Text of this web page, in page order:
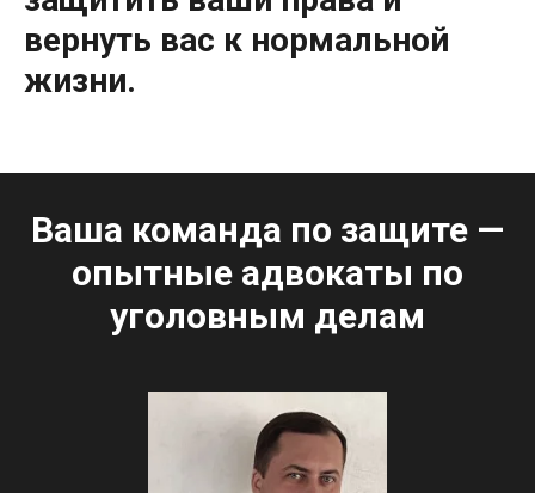
вернуть вас к нормальной
жизни.
Ваша команда по защите —
опытные адвокаты по
уголовным делам